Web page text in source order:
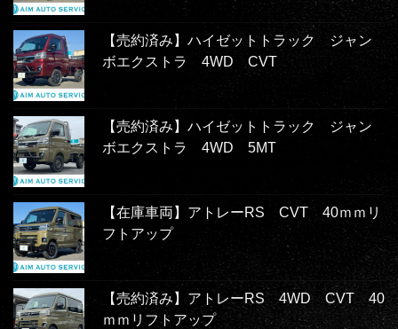
【売約済み】ハイゼットトラック ジャン
ボエクストラ 4WD CVT
【売約済み】ハイゼットトラック ジャン
ボエクストラ 4WD 5MT
【在庫車両】アトレーRS CVT 40ｍｍリ
フトアップ
【売約済み】アトレーRS 4WD CVT 40
ｍｍリフトアップ